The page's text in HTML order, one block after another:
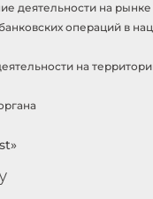
деятельности на рынке
операций в
на